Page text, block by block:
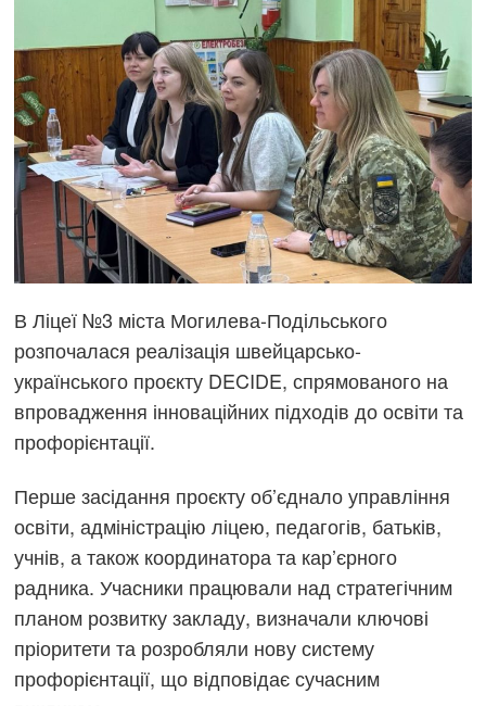
В Ліцеї №3 міста Могилева-Подільського
розпочалася реалізація швейцарсько-
українського проєкту DECIDE, спрямованого на
впровадження інноваційних підходів до освіти та
профорієнтації.
Перше засідання проєкту об’єднало управління
освіти, адміністрацію ліцею, педагогів, батьків,
учнів, а також координатора та кар’єрного
радника. Учасники працювали над стратегічним
планом розвитку закладу, визначали ключові
пріоритети та розробляли нову систему
профорієнтації, що відповідає сучасним